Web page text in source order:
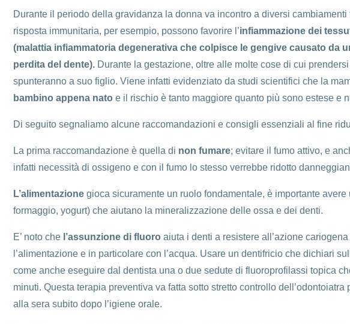
Durante il periodo della gravidanza la donna va incontro a diversi
risposta immunitaria, per esempio, possono favorire l’infiammazione dei
(malattia infiammatoria degenerativa che colpisce le gengive causato
perdita del dente). Durante la gestazione, oltre alle molte cose di cui
spunteranno a suo figlio. Viene infatti evidenziato da studi scientifici che la
bambino appena nato e il rischio è tanto maggiore quanto più sono estese e
Di seguito segnaliamo alcune raccomandazioni e consigli essenziali al fine
La prima raccomandazione è quella di non fumare; evitare il fumo attivo, e
infatti necessità di ossigeno e con il fumo lo stesso verrebbe ridotto
L’alimentazione gioca sicuramente un ruolo fondamentale, è importante
formaggio, yogurt) che aiutano la mineralizzazione delle ossa e dei denti.
E’ noto che l’assunzione di fluoro aiuta i denti a resistere all’azione
l’alimentazione e in particolare con l’acqua. Usare un dentifricio che dichiari
come anche eseguire dal dentista una o due sedute di fluoroprofilassi topica
minuti. Questa terapia preventiva va fatta sotto stretto controllo
alla sera subito dopo l’igiene orale.